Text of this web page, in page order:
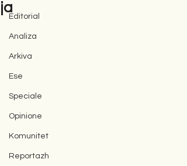
Editorial
Analiza
Arkiva
Ese
Speciale
Opinione
Komunitet
Reportazh
ja